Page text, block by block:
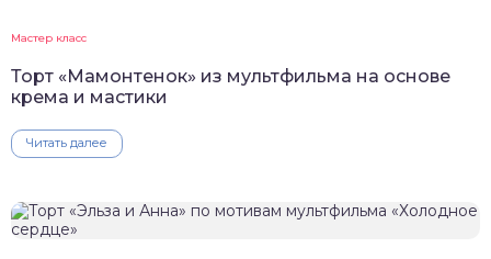
Мастер класс
Торт «Мамонтенок» из мультфильма на основе
крема и мастики
Читать далее